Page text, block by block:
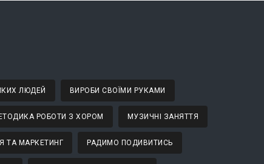
ЛЮДЕЙ ВИРОБИ СВОЇМИ РУКАМИ
РОБОТИ З ХОРОМ МУЗИЧНІ ЗАНЯТТЯ
ТА МАРКЕТИНГ РАДИМО ПОДИВИТИСЬ